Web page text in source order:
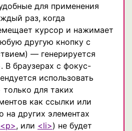
для применения
раз, когда
курсор и нажимает
другую кнопку с
— генерируется
В браузерах с фокус-
использовать
для таких
как ссылки или
на других элементах
<p>, или <li>) не будет